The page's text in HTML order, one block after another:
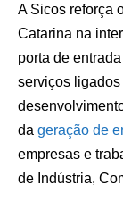
A Sicos reforça
Catarina na
porta de
serviços
da geração de
empresas e
de Indústria,